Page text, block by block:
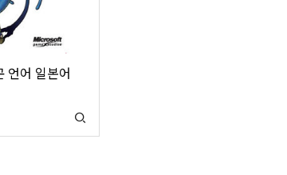
언어 일본어